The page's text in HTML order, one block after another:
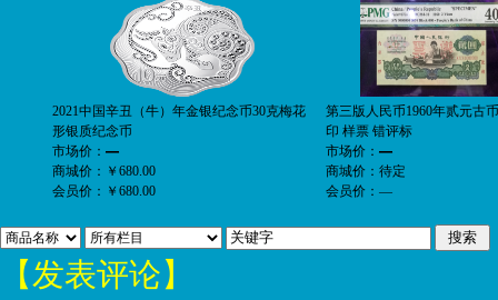
2021中国辛丑（牛）年金银纪念币30克梅花
形银质纪念币
市场价： —
商城价： ￥680.00
会员价： ￥680.00
第三版人民币1960年贰元古
印 样票 错评标
市场价： —
商城价： 待定
会员价： —
【发表评论】